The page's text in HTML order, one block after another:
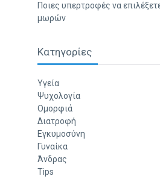
Ποιες υπερτροφές να
μωρών
Κατηγορίες
Υγεία
Ψυχολογία
Ομορφιά
Διατροφή
Εγκυμοσύνη
Γυναίκα
Άνδρας
Tips